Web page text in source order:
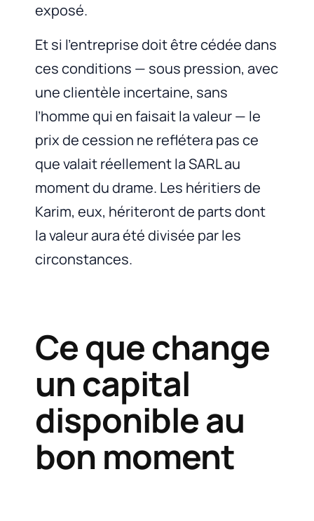
exposé.
Et si l’entreprise doit être cédée dans
ces conditions — sous pression, avec
une clientèle incertaine, sans
l’homme qui en faisait la valeur — le
prix de cession ne reflétera pas ce
que valait réellement la SARL au
moment du drame. Les héritiers de
Karim, eux, hériteront de parts dont
la valeur aura été divisée par les
circonstances.
Ce que change
un capital
disponible au
bon moment